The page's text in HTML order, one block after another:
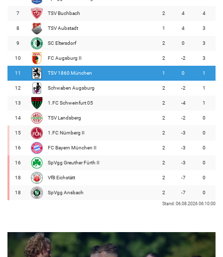
7 TSV Buchbach 2 4 4
8 TSV Aubstadt 1 4 3
9 SC Eltersdorf 2 0 3
10 FC Augsburg II 2 -2 3
11 TSV 1860 München 1 0 1
12 Schwaben Augsburg 2 -2 1
13 1.FC Schweinfurt 05 2 -4 1
14 TSV Landsberg 2 -2 0
15 1.FC Nürnberg II 2 -3 0
16 FC Bayern München II 2 -3 0
16 SpVgg Greuther Fürth II 2 -3 0
18 VfB Eichstätt 2 -7 0
18 SpVgg Ansbach 2 -7 0
Stand: 06.08.2026 06:10:00